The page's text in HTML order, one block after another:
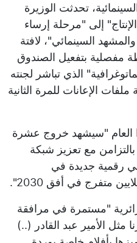
تحدثت الوزيرة
إلى "مرحلة إرساء
السينمائي"، لافتة
يمثل "محطة مفصلية بتفعيل الصندوق
الذي تباشر لجنته
الإعانات للمرة الثانية
العام "سيشهد خروج عشرة
مع تعزيز شبكة
سي بي رقمية جديدة في
"مستمرة في مرافقة
مثل الأمير عبد القادر (..)